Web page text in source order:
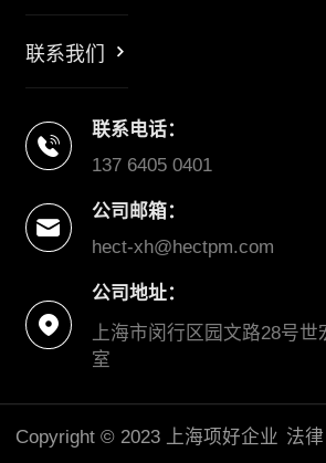
联系我们
联系电话：
137 6405 0401
公司邮箱：
hect-xh@hectpm.com
公司地址：
上海市闵行区园文路28号
室
Copyright © 2023 上海项好企业 法律